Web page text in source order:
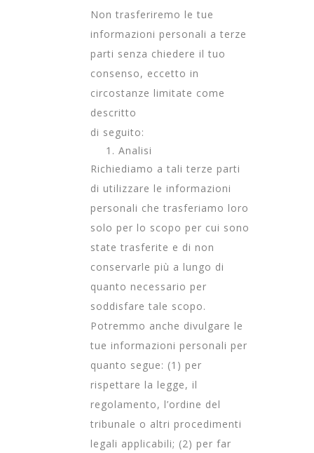
Non trasferiremo le tue
informazioni personali a terze
parti senza chiedere il tuo
consenso, eccetto in
circostanze limitate come
descritto
di seguito:
Analisi
Richiediamo a tali terze parti
di utilizzare le informazioni
personali che trasferiamo loro
solo per lo scopo per cui sono
state trasferite e di non
conservarle più a lungo di
quanto necessario per
soddisfare tale scopo.
Potremmo anche divulgare le
tue informazioni personali per
quanto segue: (1) per
rispettare la legge, il
regolamento, l’ordine del
tribunale o altri procedimenti
legali applicabili; (2) per far